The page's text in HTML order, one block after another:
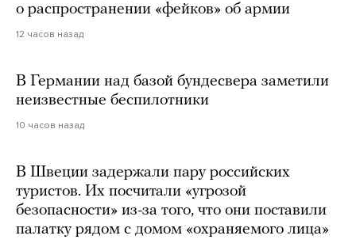
о распространении «фейков» об армии
12 часов назад
В Германии над базой бундесвера заметили
неизвестные беспилотники
10 часов назад
В Швеции задержали пару российских
туристов. Их посчитали «угрозой
безопасности» из-за того, что они поставили
палатку рядом с домом «охраняемого лица»